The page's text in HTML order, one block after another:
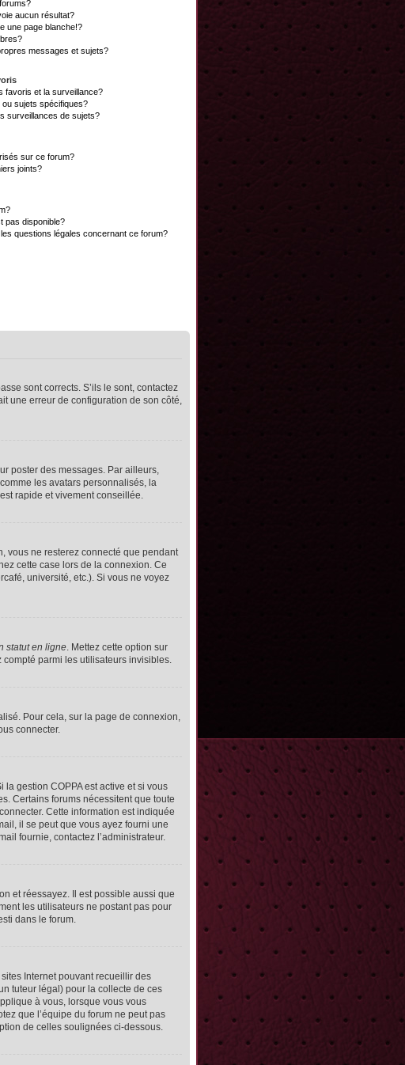
aucun résultat?
une page blanche!?
messages et sujets?
favoris et la surveillance?
sujets spécifiques?
surveillances de sujets?
sur ce forum?
joints?
pas disponible?
questions légales concernant ce forum?
sont corrects. S’ils le sont, contactez
une erreur de configuration de son côté,
poster des messages. Par ailleurs,
les avatars personnalisés, la
rapide et vivement conseillée.
vous ne resterez connecté que pendant
cette case lors de la connexion. Ce
université, etc.). Si vous ne voyez
statut en ligne. Mettez cette option sur
parmi les utilisateurs invisibles.
Pour cela, sur la page de connexion,
connecter.
la gestion COPPA est active et si vous
Certains forums nécessitent que toute
Cette information est indiquée
il se peut que vous ayez fourni une
fournie, contactez l’administrateur.
et réessayez. Il est possible aussi que
les utilisateurs ne postant pas pour
dans le forum.
Internet pouvant recueillir des
tuteur légal) pour la collecte de ces
à vous, lorsque vous vous
que l’équipe du forum ne peut pas
de celles soulignées ci-dessous.